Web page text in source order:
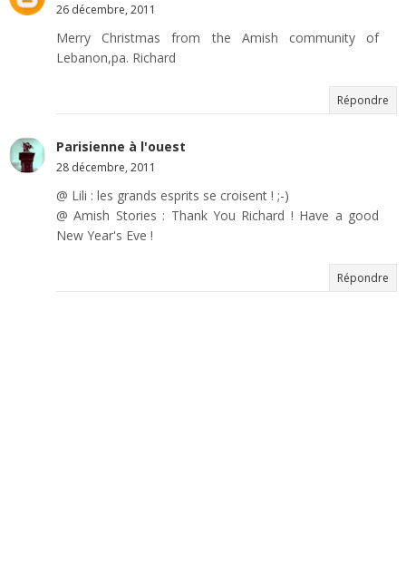
26 décembre, 2011
Merry Christmas from the Amish community of
Lebanon,pa. Richard
Répondre
Parisienne à l'ouest
28 décembre, 2011
@ Lili : les grands esprits se croisent ! ;-)
@ Amish Stories : Thank You Richard ! Have a good
New Year's Eve !
Répondre